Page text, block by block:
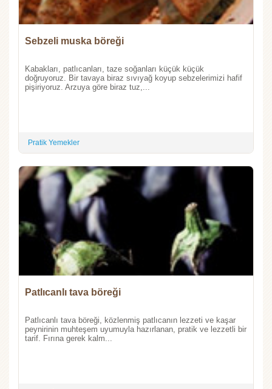
Sebzeli muska böreği
Kabakları, patlıcanları, taze soğanları küçük küçük
doğruyoruz. Bir tavaya biraz sıvıyağ koyup sebzelerimizi hafif
pişiriyoruz. Arzuya göre biraz tuz,...
Pratik Yemekler
Patlıcanlı tava böreği
Patlıcanlı tava böreği, közlenmiş patlıcanın lezzeti ve kaşar
peynirinin muhteşem uyumuyla hazırlanan, pratik ve lezzetli bir
tarif. Fırına gerek kalm...